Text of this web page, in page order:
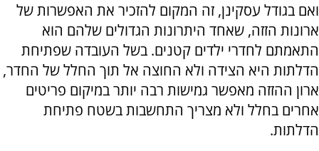
ואם בגודל עסקינן, זה המקום להזכיר את האפשרות של
ארונות הזזה, שאחד היתרונות הגדולים שלהם הוא
התאמתם לחדרי ילדים קטנים. בשל העובדה שפתיחת
הדלתות היא הצידה ולא החוצה אל תוך החלל של החדר,
ארון ההזזה מאפשר גמישות רבה יותר במיקום פריטים
אחרים בחלל ולא מצריך התחשבות בשטח פתיחת
הדלתות.